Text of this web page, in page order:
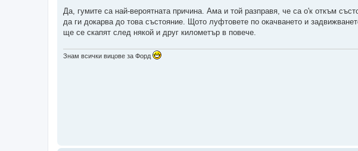
е
н
и
е
Да, гумите са най-вероятната причина. Ама и той разправя, че са о'к откъм
да ги докарва до това състояние. Щото луфтовете по окачването и
ще се скапят след някой и друг километър в повече.
Знам всички вицове за Форд